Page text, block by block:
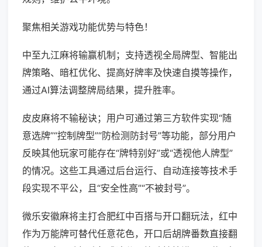
聚焦相关游戏功能优势与特色！
中至九江麻将输赢机制；支持透视全局牌型、智能出
牌策略、暗杠优化、提高好牌率及快速自摸等操作，
通过AI算法调整牌局结果，提升胜率。
皮皮麻将不输秘诀；用户可通过第三方软件实现“随
意选牌”“控制牌型”“防检测防封号”等功能，部分用户
反映其他玩家可能存在“牌特别好”或“透视他人牌型”
的情况。这些工具通过后台运行、自动连接等技术手
段实现不平公，且“安全性高”“不被封号”。
微乐安徽麻将主打合肥红中百搭与开口翻玩法，红中
作为万能牌可替代任意花色，开口后胡牌番数直接翻